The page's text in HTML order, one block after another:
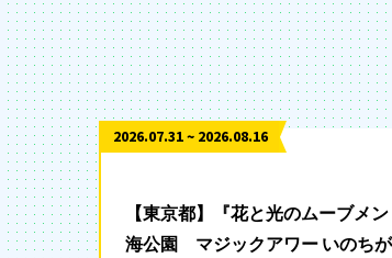
2026.07.31 ~ 2026.08.16
【東京都】『花と光のムーブメ
海公園 マジックアワー いのち